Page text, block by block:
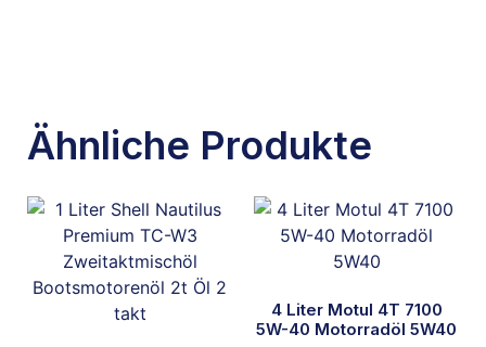
Ähnliche Produkte
4 Liter Motul 4T 7100
5W-40 Motorradöl 5W40